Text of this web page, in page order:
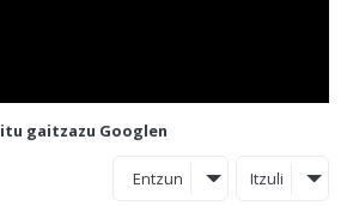
gaitzazu Googlen
Entzun Itzuli